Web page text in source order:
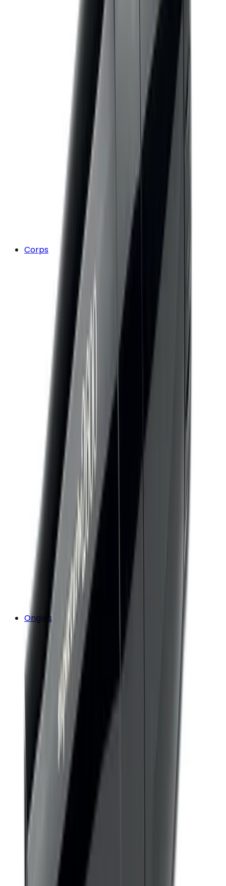
Corps
Ongles